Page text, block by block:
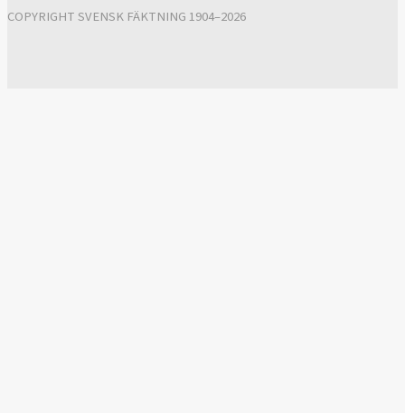
COPYRIGHT SVENSK FÄKTNING 1904–2026